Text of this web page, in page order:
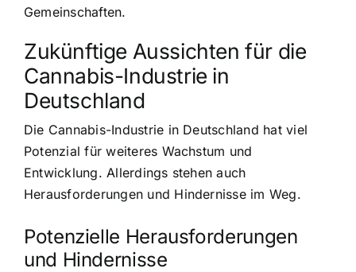
Gemeinschaften.
Zukünftige Aussichten für die
Cannabis-Industrie in
Deutschland
Die Cannabis-Industrie in Deutschland hat viel
Potenzial für weiteres Wachstum und
Entwicklung. Allerdings stehen auch
Herausforderungen und Hindernisse im Weg.
Potenzielle Herausforderungen
und Hindernisse